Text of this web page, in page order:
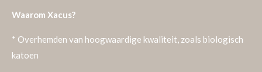
Waarom Xacus?
* Overhemden van hoogwaardige kwaliteit, zoals biologisch
katoen